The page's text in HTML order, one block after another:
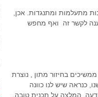
מתעלמות ומתנגדות. אכן,
לקשר זה ואף מחפש
בחיזור מתון , נוצרת
כנראה שיש לנו כוונה
הודעה, המלצה על תכנית טובה,